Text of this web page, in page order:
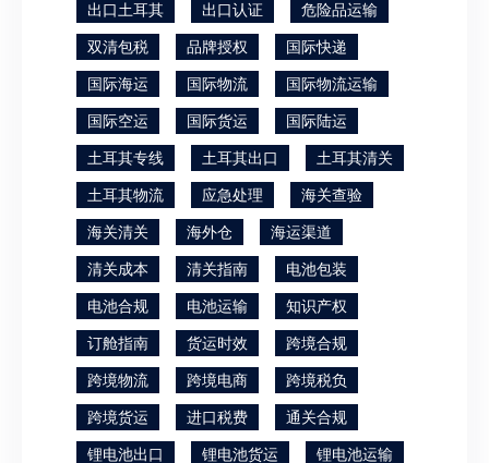
出口土耳其 出口认证
危险品运输
双清包税
品牌授权
国际快递
国际海运
国际物流
国际物流运输
国际空运
国际货运
国际陆运
土耳其专线
土耳其出口
土耳其清关
土耳其物流
应急处理
海关查验
海关清关
海外仓
海运渠道
清关成本
清关指南
电池包装
电池合规
电池运输
知识产权
订舱指南
货运时效
跨境合规
跨境物流
跨境电商
跨境税负
跨境货运
进口税费
通关合规
锂电池出口
锂电池货运 锂电池运输